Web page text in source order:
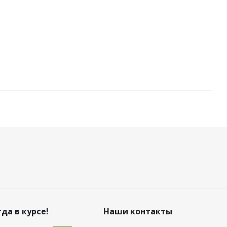
в курсе! Наши контакты